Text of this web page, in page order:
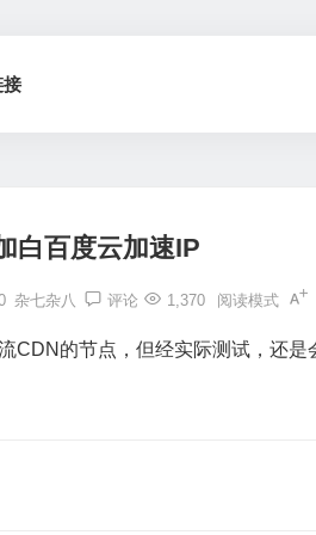
白百度云加速IP
杂七杂八 评论 1,370 阅读模式
CDN的节点，但经实际测试，还是